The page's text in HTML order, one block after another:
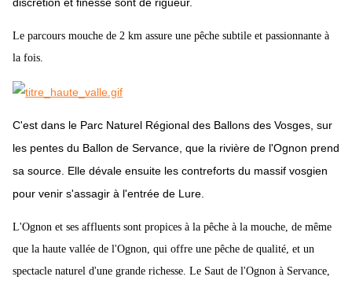
Le parcours mouche de 2 km assure une pêche subtile et passionnante à
la fois.
C'est dans le Parc Naturel Régional des Ballons des Vosges, sur
les pentes du Ballon de Servance, que la rivière de l'Ognon prend
sa source. Elle dévale ensuite les contreforts du massif vosgien
pour venir s'assagir à l'entrée de Lure.
L'Ognon et ses affluents sont propices à la pêche à la mouche, de même
que la haute vallée de l'Ognon, qui offre une pêche de qualité, et un
spectacle naturel d'une grande richesse. Le Saut de l'Ognon à Servance,